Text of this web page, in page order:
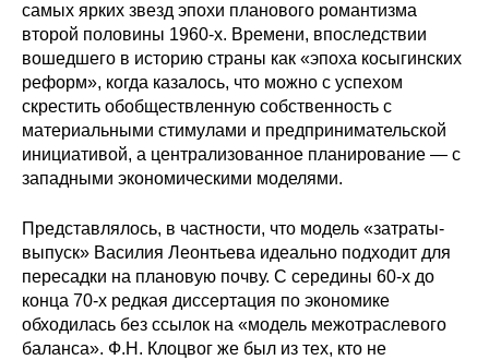
О журнале
Номера журналов
Редакционная этика
Информация для авторов
Общие требования
Стандарты оформления
Научные труды
самых ярких звезд эпохи планового романтизма
второй половины 1960-х. Времени, впоследствии
вошедшего в историю страны как «эпоха косыгинских
реформ», когда казалось, что можно с успехом
скрестить обобществленную собственность с
материальными стимулами и предпринимательской
инициативой, а централизованное планирование — с
западными экономическими моделями.
Представлялось, в частности, что модель «затраты-
выпуск» Василия Леонтьева идеально подходит для
пересадки на плановую почву. С середины 60-х до
конца 70-х редкая диссертация по экономике
обходилась без ссылок на «модель межотраслевого
баланса». Ф.Н. Клоцвог же был из тех, кто не